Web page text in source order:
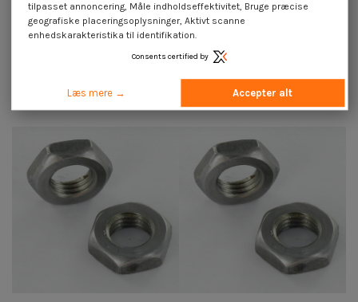
Sekskantet møtrik M20 Fint
Sekskantet møtrik M30 Fint
tilpasset annoncering, Måle indholdseffektivitet, Bruge præcise
geografiske placeringsoplysninger, Aktivt scanne
enhedskarakteristika til identifikation.
Consents certified by
Læs mere → Accepter alt